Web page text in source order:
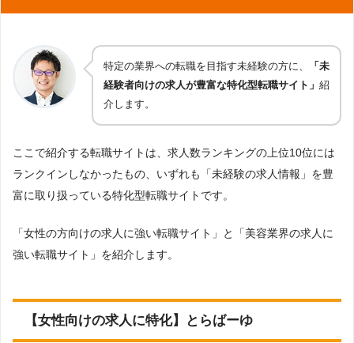
特定の業界への転職を目指す未経験の方に、
「未
経験者向けの求人が豊富な特化型転職サイト」 紹
介します。
ここで紹介する転職サイトは、求人数ランキングの上位10位には
ランクインしなかったもの、いずれも「未経験の求人情報」を豊
富に取り扱っている特化型転職サイトです。
「女性の方向けの求人に強い転職サイト」と「美容業界の求人に
強い転職サイト」を紹介します。
【女性向けの求人に特化】とらばーゆ